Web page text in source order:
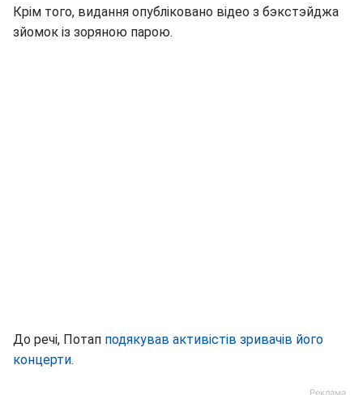
Крім того, видання опубліковано відео з бэкстэйджа
зйомок із зоряною парою.
До речі, Потап подякував активістів зривачів його
концерти.